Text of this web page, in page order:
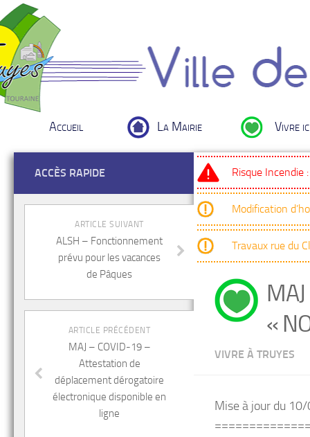
Accueil La Mairie Vivre
Risque Incendie
Modification
Travaux rue du
«
VIVRE À TRUYES
Mise à jour du
ACCÈS RAPIDE
ARTICLE SUIVANT
ALSH – Fonctionnement
prévu pour les vacances
de Pâques
ARTICLE PRÉCÉDENT
MAJ – COVID-19 –
Attestation de
déplacement dérogatoire
électronique disponible en
ligne